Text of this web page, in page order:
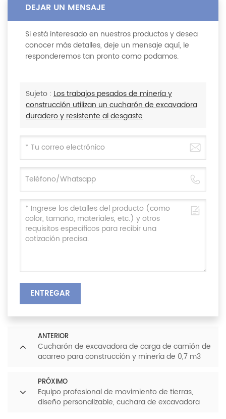
DEJAR UN MENSAJE
Si está interesado en nuestros productos y desea
conocer más detalles, deje un mensaje aquí, le
responderemos tan pronto como podamos.
Sujeto : Los trabajos pesados de minería y
construcción utilizan un cucharón de excavadora
duradero y resistente al desgaste
ENTREGAR
ANTERIOR
Cucharón de excavadora de carga de camión de
acarreo para construcción y minería de 0,7 m3
PRÓXIMO
Equipo profesional de movimiento de tierras,
diseño personalizable, cuchara de excavadora